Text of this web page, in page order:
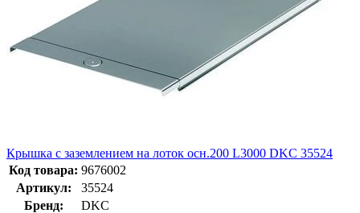
Крышка с заземлением на лоток осн.200 L3000 DKC 35524
Код товара: 9676002
Артикул:
35524
Бренд:
DKC